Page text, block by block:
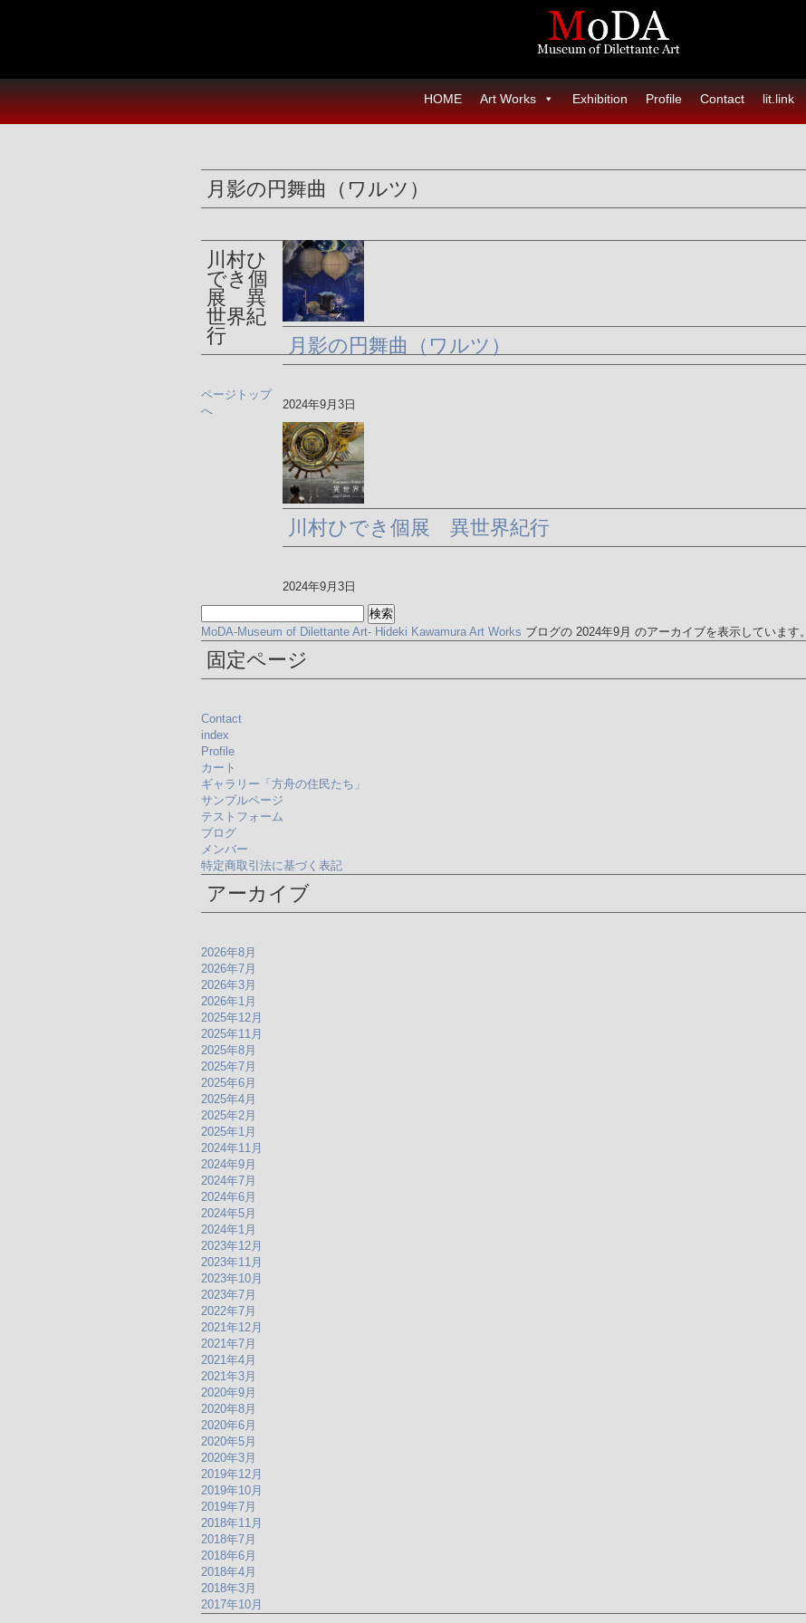
HOME Art Works Exhibition Profile Contact lit.link
月影の円舞曲（ワルツ）
月影の円舞曲（ワルツ）
2024年9月3日
川村ひ
でき個
展 異
世界紀
行
川村ひでき個展 異世界紀行
2024年9月3日
ページトップ
へ
索:
MoDA-Museum of Dilettante Art- Hideki Kawamura Art Works ブログの 2024年9月 のアーカイブを表示しています。
固定ページ
Contact
index
Profile
カート
ギャラリー「方舟の住民たち」
サンプルページ
テストフォーム
ブログ
メンバー
特定商取引法に基づく表記
アーカイブ
2026年8月
2026年7月
2026年3月
2026年1月
2025年12月
2025年11月
2025年8月
2025年7月
2025年6月
2025年4月
2025年2月
2025年1月
2024年11月
2024年9月
2024年7月
2024年6月
2024年5月
2024年1月
2023年12月
2023年11月
2023年10月
2023年7月
2022年7月
2021年12月
2021年7月
2021年4月
2021年3月
2020年9月
2020年8月
2020年6月
2020年5月
2020年3月
2019年12月
2019年10月
2019年7月
2018年11月
2018年7月
2018年6月
2018年4月
2018年3月
2017年10月